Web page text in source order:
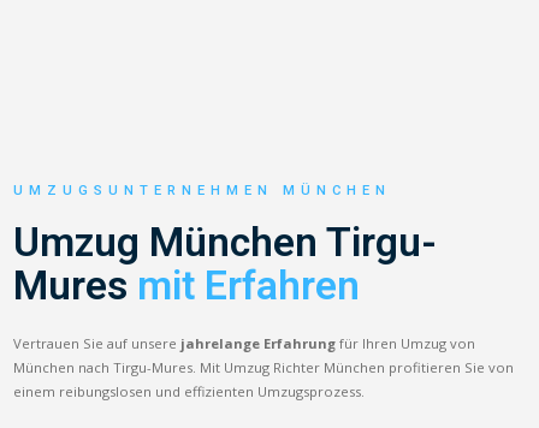
UMZUGSUNTERNEHMEN MÜNCHEN
Umzug München Tirgu-
Mures mit Erfahren
Vertrauen Sie auf unsere jahrelange Erfahrung für Ihren Umzug von
München nach Tirgu-Mures. Mit Umzug Richter München profitieren Sie von
einem reibungslosen und effizienten Umzugsprozess.